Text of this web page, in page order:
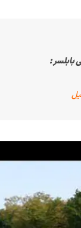
بابلسر :